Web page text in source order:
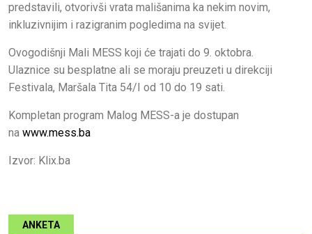
predstavili, otvorivši vrata mališanima ka nekim novim,
inkluzivnijim i razigranim pogledima na svijet.
Ovogodišnji Mali MESS koji će trajati do 9. oktobra.
Ulaznice su besplatne ali se moraju preuzeti u direkciji
Festivala, Maršala Tita 54/I od 10 do 19 sati.
Kompletan program Malog MESS-a je dostupan
na www.mess.ba
Izvor: Klix.ba
ANKETA